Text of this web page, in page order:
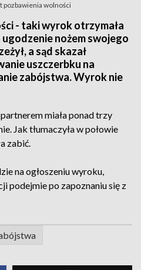
pozbawienia wolności
- taki wyrok otrzymała
ugodzenie nożem swojego
a sąd skazał
uszczerbku na
zabójstwa. Wyrok nie
miała ponad trzy
Jak tłumaczyła w połowie
zabić.
na ogłoszeniu wyroku,
podejmie po zapoznaniu się z